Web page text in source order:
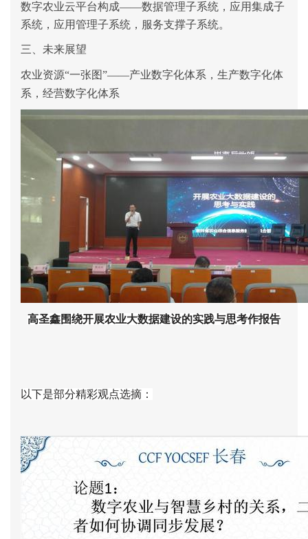
数字农业云平台构成——数据管理子系统，应用集成子
系统，应用管理子系统，服务支撑子系统。
三、未来展望
农业资源“一张图”——产业数字化体系，生产数字化体
系，经营数字化体系
高圣鑫围绕开展农业大数据建设的实践与思考作报告
以下是部分精彩观点选摘：